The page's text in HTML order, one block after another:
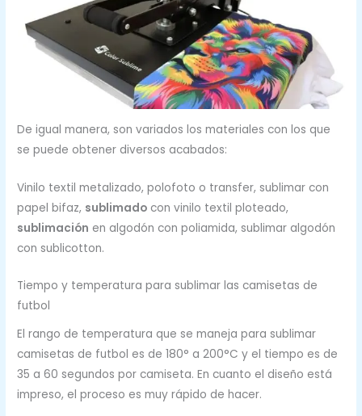
De igual manera, son variados los materiales con los que
se puede obtener diversos acabados:
Vinilo textil metalizado, polofoto o transfer, sublimar con
papel bifaz, sublimado con vinilo textil ploteado,
sublimación en algodón con poliamida, sublimar algodón
con sublicotton.
Tiempo y temperatura para sublimar las camisetas de
futbol
El rango de temperatura que se maneja para sublimar
camisetas de futbol es de 180° a 200°C y el tiempo es de
35 a 60 segundos por camiseta. En cuanto el diseño está
impreso, el proceso es muy rápido de hacer.